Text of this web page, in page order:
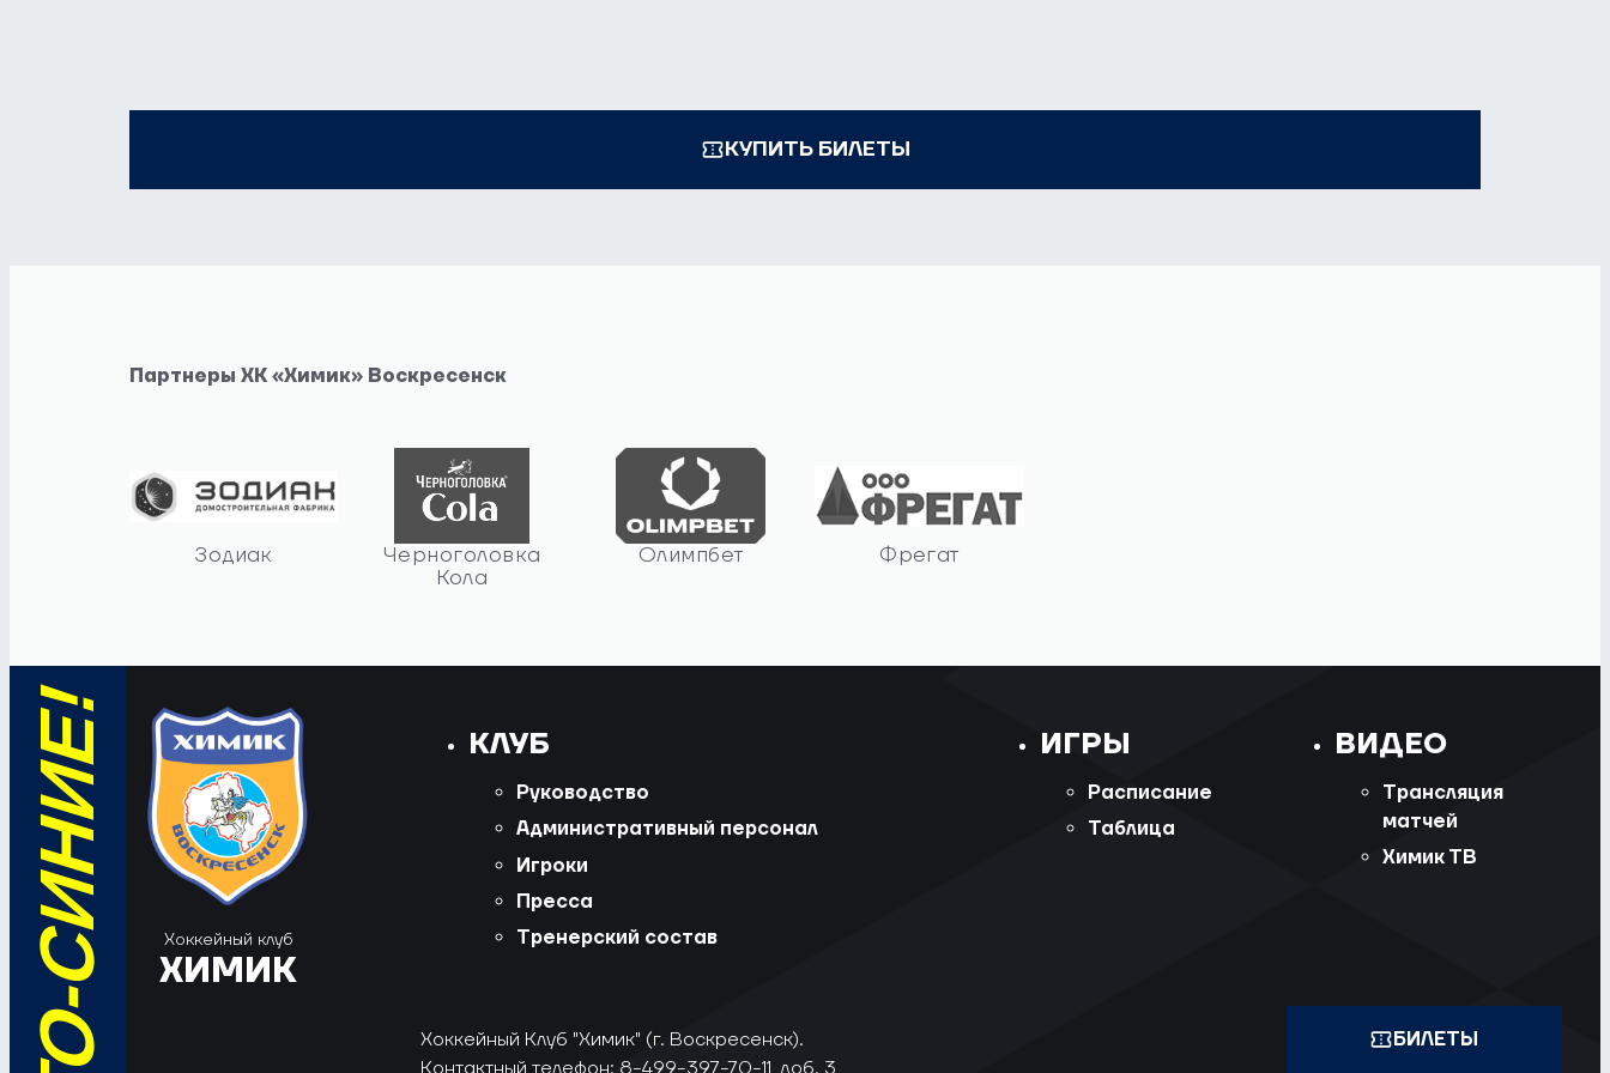
КУПИТЬ БИЛЕТЫ
Партнеры ХК «Химик» Воскресенск
Зодиак
Черноголовка
Кола
Олимпбет Фрегат
Хоккейный клуб
ХИМИК
КЛУБ
Руководство
Административный персонал
Игроки
Пресса
Тренерский состав
ИГРЫ
Расписание
Таблица
ВИДЕО
Трансляция
матчей
Химик ТВ
Хоккейный Клуб "Химик" (г. Воскресенск).
БИЛЕТЫ